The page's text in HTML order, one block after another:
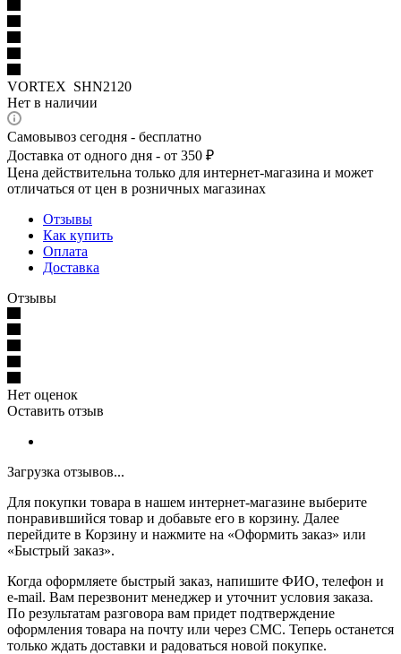
VORTEX SHN2120
Нет в наличии
Самовывоз сегодня - бесплатно
Доставка от одного дня - от 350 ₽
Цена действительна только для интернет-магазина и может
отличаться от цен в розничных магазинах
Отзывы
Как купить
Оплата
Доставка
Отзывы
Нет оценок
Оставить отзыв
Загрузка отзывов...
Для покупки товара в нашем интернет-магазине выберите
понравившийся товар и добавьте его в корзину. Далее
перейдите в Корзину и нажмите на «Оформить заказ» или
«Быстрый заказ».
Когда оформляете быстрый заказ, напишите ФИО, телефон и
e-mail. Вам перезвонит менеджер и уточнит условия заказа.
По результатам разговора вам придет подтверждение
оформления товара на почту или через СМС. Теперь останется
только ждать доставки и радоваться новой покупке.